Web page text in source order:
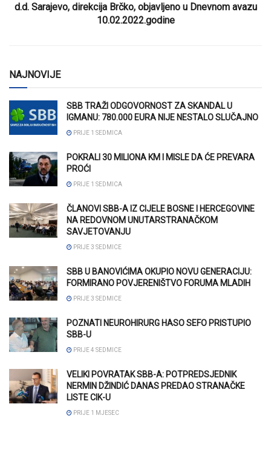
d.d. Sarajevo, direkcija Brčko, objavljeno u Dnevnom avazu
10.02.2022.godine
NAJNOVIJE
SBB TRAŽI ODGOVORNOST ZA SKANDAL U
IGMANU: 780.000 EURA NIJE NESTALO SLUČAJNO
PRIJE 1 SEDMICA
POKRALI 30 MILIONA KM I MISLE DA ĆE PREVARA
PROĆI
PRIJE 1 SEDMICA
ČLANOVI SBB-A IZ CIJELE BOSNE I HERCEGOVINE
NA REDOVNOM UNUTARSTRANAČKOM
SAVJETOVANJU
PRIJE 3 SEDMICE
SBB U BANOVIĆIMA OKUPIO NOVU GENERACIJU:
FORMIRANO POVJERENIŠTVO FORUMA MLADIH
PRIJE 3 SEDMICE
POZNATI NEUROHIRURG HASO SEFO PRISTUPIO
SBB-U
PRIJE 4 SEDMICE
VELIKI POVRATAK SBB-A: POTPREDSJEDNIK
NERMIN DŽINDIĆ DANAS PREDAO STRANAČKE
LISTE CIK-U
PRIJE 1 MJESEC